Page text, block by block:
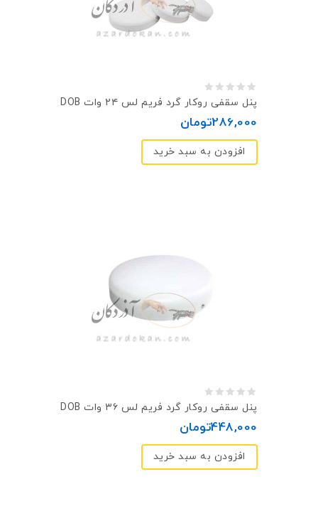
0
پنل سقفی روکار گرد فريم لس ۲۴ وات DOB
286,000تومان
افزودن به سبد خرید
0
پنل سقفی روکار گرد فريم لس ۳۶ وات DOB
448,000تومان
افزودن به سبد خرید